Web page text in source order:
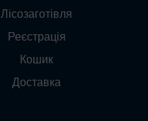
Лісозаготівля
Реєстрація
Кошик
Доставка